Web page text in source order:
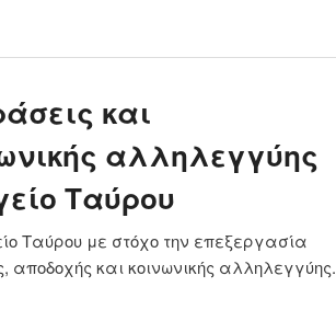
και
αλληλεγγύης
Ταύρου
Ταύρου με στόχο την επεξεργασία
αποδοχής και κοινωνικής αλληλεγγύης.